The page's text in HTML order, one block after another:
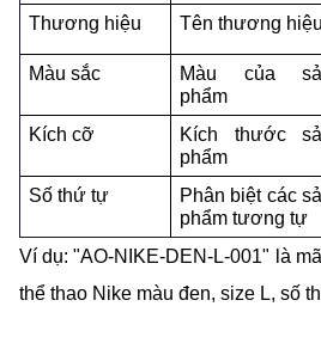
Thương hiệu
Tên thương hiệu
Màu sắc
Màu của
phẩm
Kích cỡ
Kích thước
phẩm
Số thứ tự
Phân biệt các
phẩm tương tự
Ví dụ: "AO-NIKE-DEN-L-001" là
thể thao Nike màu đen, size L, số